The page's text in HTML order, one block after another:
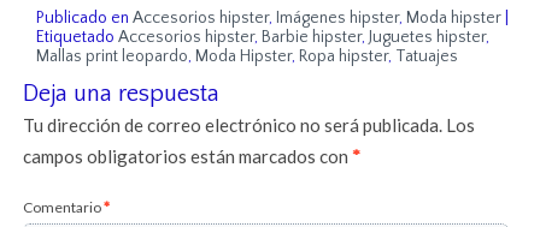
Publicado en Accesorios hipster, Imágenes hipster, Moda hipster
Etiquetado Accesorios hipster, Barbie hipster,Juguetes hipster,
Mallas print leopardo, Moda Hipster, Ropa hipster, Tatuajes
Deja una respuesta
Tu dirección de correo electrónico no será publicada. Los
campos obligatorios están marcados con*
Comentario*